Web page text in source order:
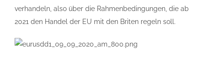
verhandeln, also über die Rahmenbedingungen, die ab
2021 den Handel der EU mit den Briten regeln soll.